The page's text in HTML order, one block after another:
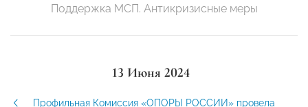
Поддержка МСП. Антикризисные меры
13 Июня 2024
Профильная Комиссия «ОПОРЫ РОССИИ» провела